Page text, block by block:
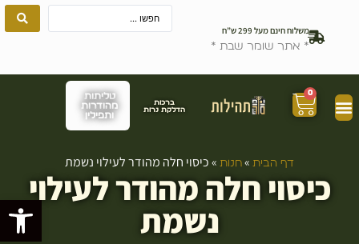
פתח
משלוח חינם מעל 299 ש”ח
* אתר שומר שבת *
ברכות
הדלקת נרות
טליתות
מהודרות
ותפילין
0
דף הבית » חנות »כיסוי חלה מהודר לעילוי נשמת
כיסוי חלה מהודר לעילוי
נשמת